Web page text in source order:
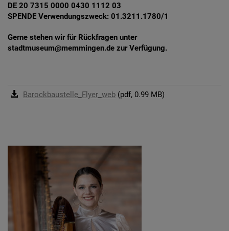
DE 20 7315 0000 0430 1112 03
SPENDE Verwendungszweck: 01.3211.1780/1
Gerne stehen wir für Rückfragen unter
stadtmuseum@memmingen.de zur Verfügung.
Barockbaustelle_Flyer_web (pdf, 0.99 MB)